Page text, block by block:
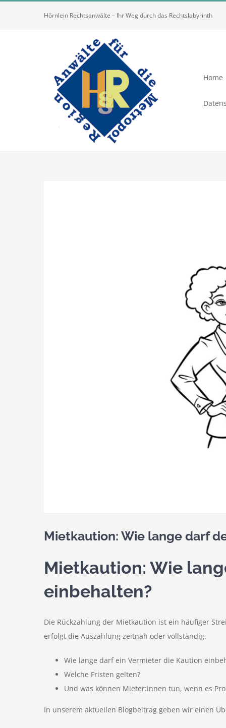
Hörnlein Rechtsanwälte – Ihr Weg durch das Rechtslabyrinth
Home
Mietkaution: Wie lange darf
Mietkaution: Wie
einbehalten?
Die Rückzahlung der Mietkaution ist ein häufiger
erfolgt die Auszahlung zeitnah oder vollständig.
Wie lange darf ein Vermieter die Kaution
Welche Fristen gelten?
Und was können Mieter:innen tun, wenn es
In unserem aktuellen Blogbeitrag geben wir einen